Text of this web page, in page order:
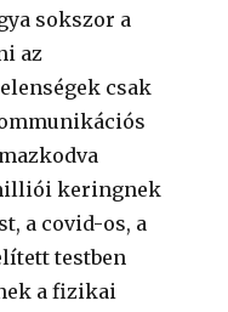
sokszor a
az
csak
keringnek
a covid-os, a
testben
a fizikai